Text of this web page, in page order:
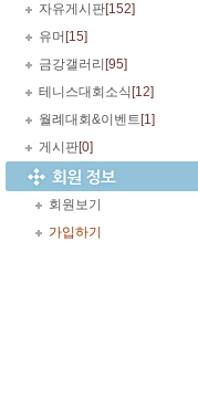
자유게시판[152]
유머 [15]
금강갤러리 [95]
테니스대회소식 [12]
월례대회&이벤트 [1]
게시판[0]
회원보기
가입하기